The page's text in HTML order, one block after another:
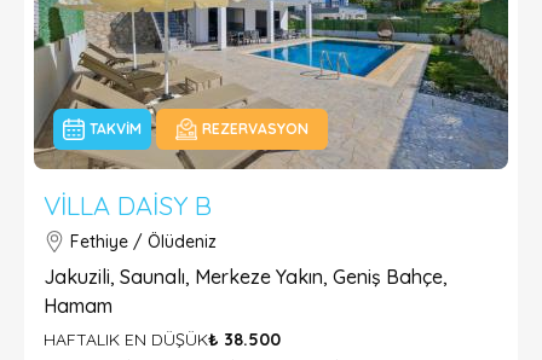
TAKVIM REZERVASYON
VILLA DAISY B
Fethiye / Ölüdeniz
Jakuzili, Saunalı, Merkeze Yakın, Geniş Bahçe,
Hamam
HAFTALIK EN DÜŞÜK₺ 38.500